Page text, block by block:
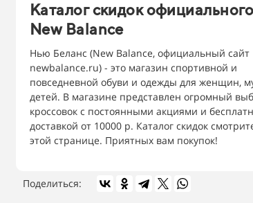
Каталог скидок
New Balance
Нью Беланс (New Balance, официальный сайт
newbalance.ru) - это магазин спортивной и
повседневной обуви и одежды для женщин,
детей. В магазине представлен огромный
кроссовок с постоянными акциями и
доставкой от 10000 р. Каталог скидок
этой странице. Приятных вам покупок!
Поделиться: